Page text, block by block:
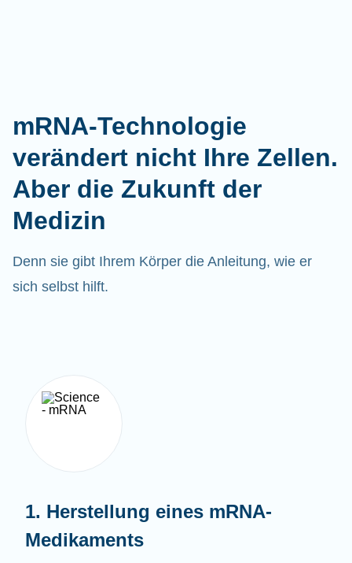
mRNA-Technologie
verändert nicht Ihre Zellen.
Aber die Zukunft der
Medizin
Denn sie gibt Ihrem Körper die Anleitung, wie er
sich selbst hilft.
1. Herstellung eines mRNA-
Medikaments